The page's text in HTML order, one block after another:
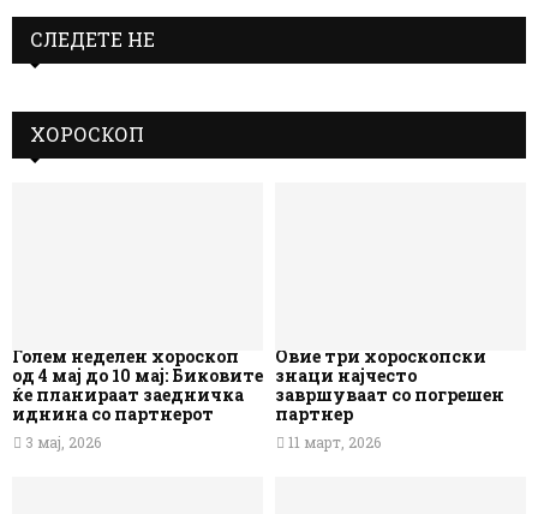
СЛЕДЕТЕ НЕ
ХОРОСКОП
Голем неделен хороскоп
од 4 мај до 10 мај: Биковите
ќе планираат заедничка
иднина со партнерот
3 мај, 2026
Овие три хороскопски
знаци најчесто
завршуваат со погрешен
партнер
11 март, 2026